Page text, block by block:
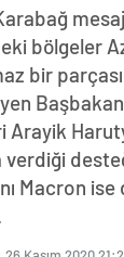
bölgeler
bir
Arayik
Macron